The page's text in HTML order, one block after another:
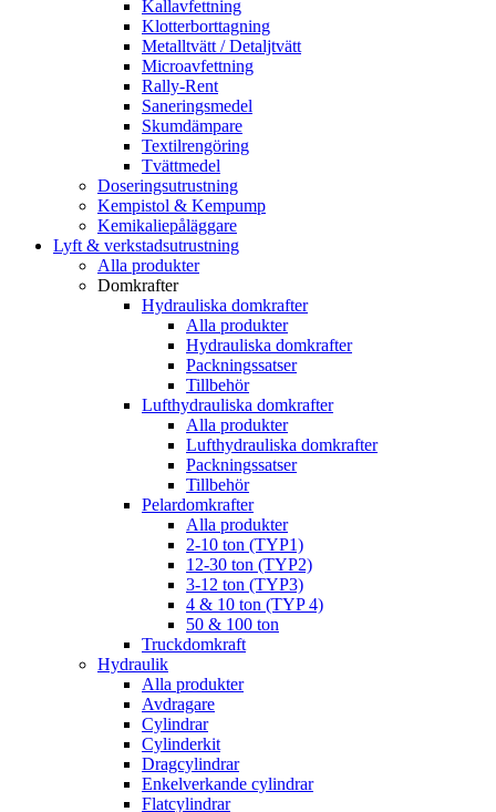
Kallavfettning
Klotterborttagning
Metalltvätt / Detaljtvätt
Microavfettning
Rally-Rent
Saneringsmedel
Skumdämpare
Textilrengöring
Tvättmedel
Doseringsutrustning
Kempistol & Kempump
Kemikaliepåläggare
Lyft & verkstadsutrustning
Alla produkter
Domkrafter
Hydrauliska domkrafter
Alla produkter
Hydrauliska domkrafter
Packningssatser
Tillbehör
Lufthydrauliska domkrafter
Alla produkter
Lufthydrauliska domkrafter
Packningssatser
Tillbehör
Pelardomkrafter
Alla produkter
2-10 ton (TYP1)
12-30 ton (TYP2)
3-12 ton (TYP3)
4 & 10 ton (TYP 4)
50 & 100 ton
Truckdomkraft
Hydraulik
Alla produkter
Avdragare
Cylindrar
Cylinderkit
Dragcylindrar
Enkelverkande cylindrar
Flatcylindrar